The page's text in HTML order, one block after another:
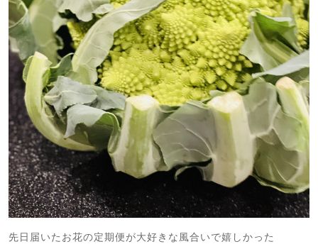
先日届いたお花の定期便が大好きな風合いで嬉しかった